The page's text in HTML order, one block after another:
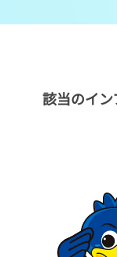
水
Mooovi
該当のイン